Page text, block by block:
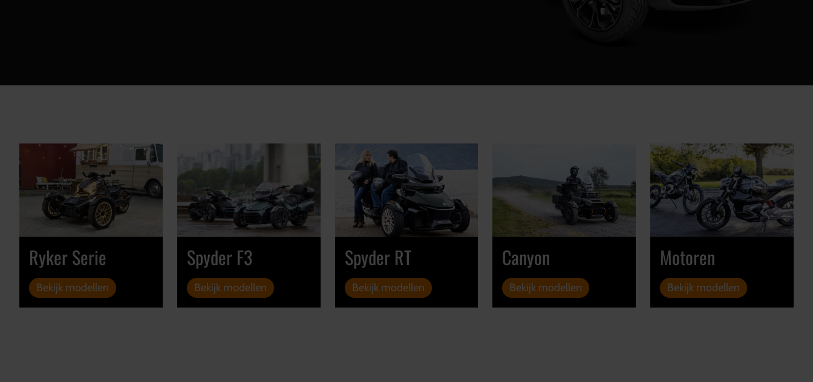
Ryker Serie
Bekijk modellen
Spyder F3
Bekijk modellen
Spyder RT
Bekijk modellen
Canyon
Bekijk modellen
Motoren
Bekijk modellen